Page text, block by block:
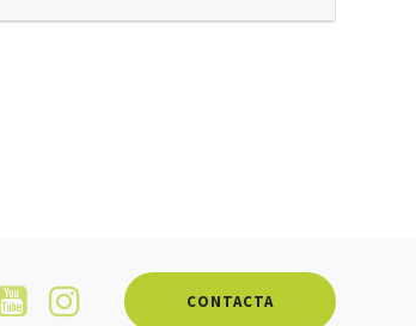
CONTACTA